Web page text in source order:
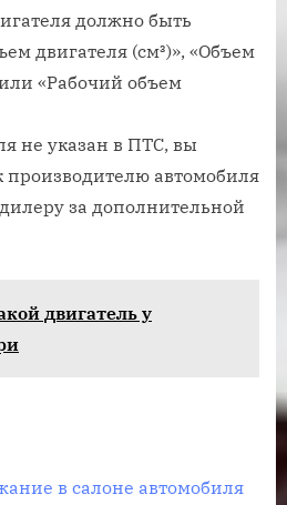
должно быть
двигателя (см³)», «Объем
«Рабочий объем
не указан в ПТС, вы
производителю автомобиля
за дополнительной
двигатель у
в салоне автомобиля